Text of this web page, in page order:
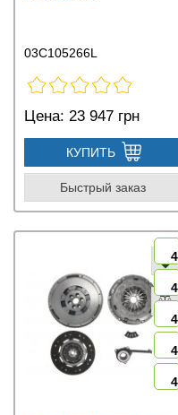
03C105266L
Цена: 23 947 грн
КУПИТЬ
Быстрый заказ
4
4
4
4
4